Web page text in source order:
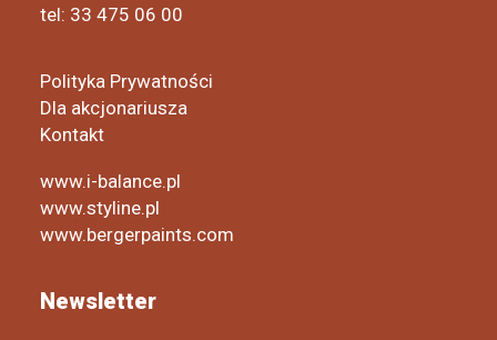
tel: 33 475 06 00
Polityka Prywatności
Dla akcjonariusza
Kontakt
www.i-balance.pl
www.styline.pl
www.bergerpaints.com
Newsletter